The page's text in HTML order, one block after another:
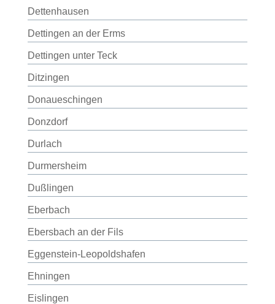
Dettenhausen
Dettingen an der Erms
Dettingen unter Teck
Ditzingen
Donaueschingen
Donzdorf
Durlach
Durmersheim
Dußlingen
Eberbach
Ebersbach an der Fils
Eggenstein-Leopoldshafen
Ehningen
Eislingen